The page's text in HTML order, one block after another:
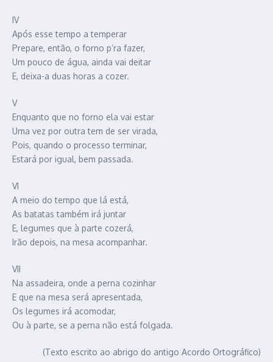
IV
Após esse tempo a temperar
Prepare, então, o forno p’ra fazer,
Um pouco de água, ainda vai deitar
E, deixa-a duas horas a cozer.
V
Enquanto que no forno ela vai estar
Uma vez por outra tem de ser virada,
Pois, quando o processo terminar,
Estará por igual, bem passada.
VI
A meio do tempo que lá está,
As batatas também irá juntar
E, legumes que à parte cozerá,
Irão depois, na mesa acompanhar.
VII
Na assadeira, onde a perna cozinhar
E que na mesa será apresentada,
Os legumes irá acomodar,
Ou à parte, se a perna não está folgada.
(Texto escrito ao abrigo do antigo Acordo Ortográfico)